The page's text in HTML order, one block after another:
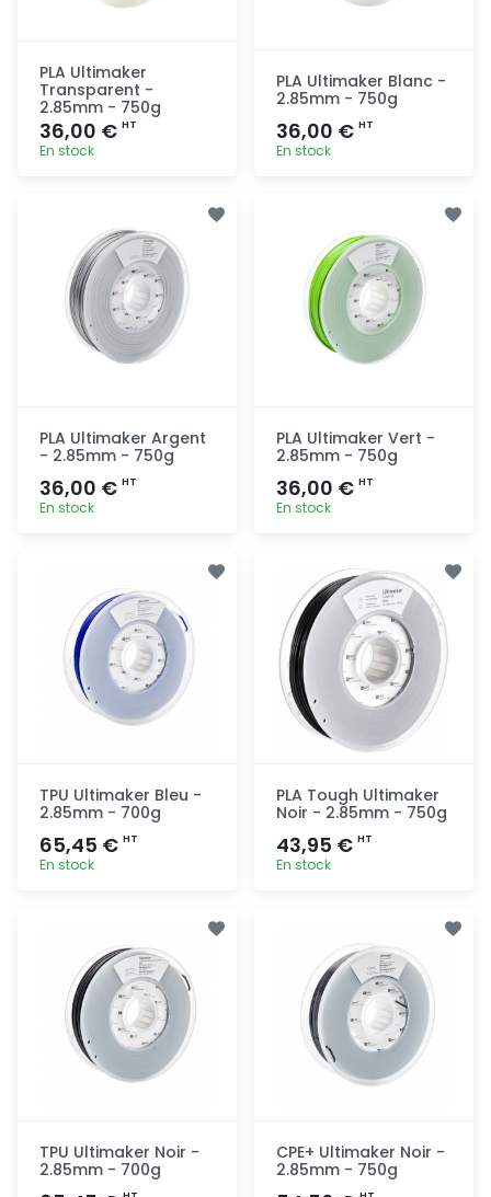
PLA Ultimaker
Transparent -
2.85mm - 750g
36,00 € HT
En stock
PLA Ultimaker Blanc -
2.85mm - 750g
36,00 € HT
En stock
PLA Ultimaker Argent
- 2.85mm - 750g
36,00 € HT
En stock
PLA Ultimaker Vert -
2.85mm - 750g
36,00 € HT
En stock
rapide
TPU Ultimaker Bleu -
2.85mm - 700g
65,45 € HT
En stock
PLA Tough Ultimaker
Noir - 2.85mm - 750g
43,95 € HT
En stock
TPU Ultimaker Noir -
2.85mm - 700g
CPE+ Ultimaker Noir -
2.85mm - 750g